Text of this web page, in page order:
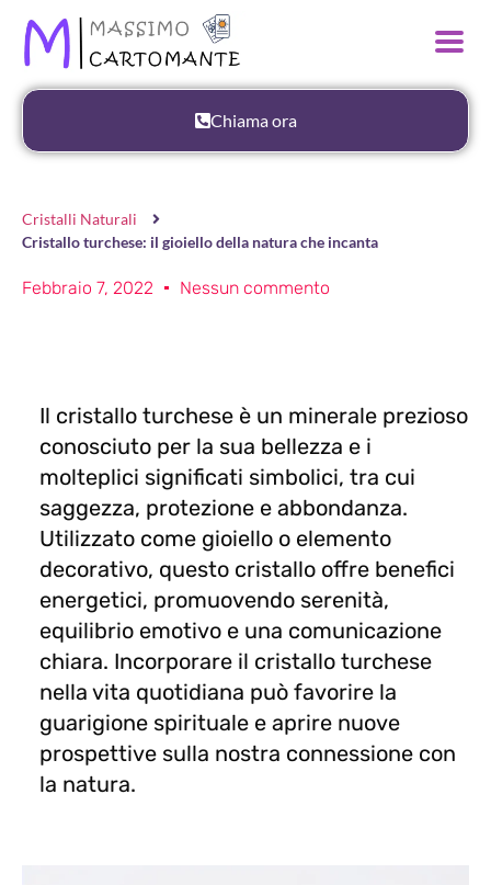
Chiama ora
Cristalli Naturali
Cristallo turchese: il gioiello della natura che incanta
Febbraio 7, 2022 Nessun commento
Il cristallo turchese è un minerale prezioso
conosciuto per la sua bellezza e i
molteplici significati simbolici, tra cui
saggezza, protezione e abbondanza.
Utilizzato come gioiello o elemento
decorativo, questo cristallo offre benefici
energetici, promuovendo serenità,
equilibrio emotivo e una comunicazione
chiara. Incorporare il cristallo turchese
nella vita quotidiana può favorire la
guarigione spirituale e aprire nuove
prospettive sulla nostra connessione con
la natura.